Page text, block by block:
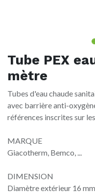
Tube PEX
mètre
Tubes d'eau chaude
avec barrière anti-
références inscrites sur
MARQUE
Giacotherm, Bemco, ...
DIMENSION
Diamètre extérieur 16 mm